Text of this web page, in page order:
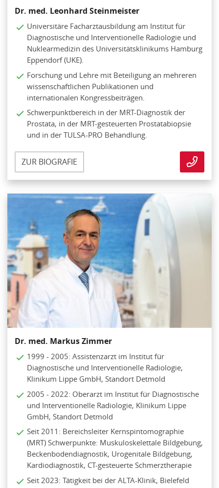
Dr. med. Leonhard Steinmeister
Universitäre Facharztausbildung am Institut für
Diagnostische und Interventionelle Radiologie und
Nuklearmedizin des Universitätsklinikums Hamburg
Eppendorf (UKE).
Forschung und Lehre mit Beteiligung an mehreren
wissenschaftlichen Publikationen und
internationalen Kongressbeiträgen.
Schwerpunktbereich in der MRT-Diagnostik der
Prostata, in der MRT-gesteuerten Prostatabiopsie
und in der TULSA-PRO Behandlung.
ZUR BIOGRAFIE
Dr. med. Markus Zimmer
1999 - 2005: Assistenzarzt im Institut für
Diagnostische und Interventionelle Radiologie,
Klinikum Lippe GmbH, Standort Detmold
2005 - 2022: Oberarzt im Institut für Diagnostische
und Interventionelle Radiologie, Klinikum Lippe
GmbH, Standort Detmold
Seit 2011: Bereichsleiter Kernspintomographie
(MRT) Schwerpunkte: Muskuloskelettale Bildgebung,
Beckenbodendiagnostik, Urogenitale Bildgebung,
Kardiodiagnostik, CT-gesteuerte Schmerztherapie
Seit 2023: Tätigkeit bei der ALTA-Klinik, Bielefeld